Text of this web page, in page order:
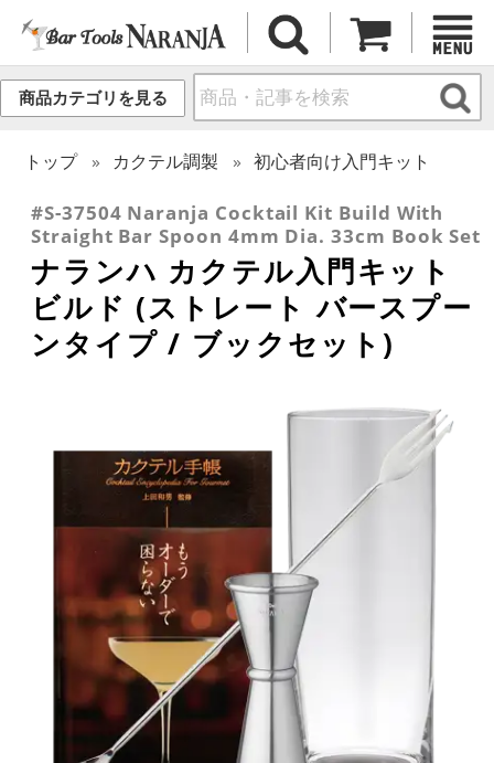
商品カテゴリを見る
トップ カクテル調製 初心者向け入門キット
#S-37504 Naranja Cocktail Kit Build With
Straight Bar Spoon 4mm Dia. 33cm Book Set
ナランハ カクテル入門キット
ビルド (ストレート バースプー
ンタイプ / ブックセット)